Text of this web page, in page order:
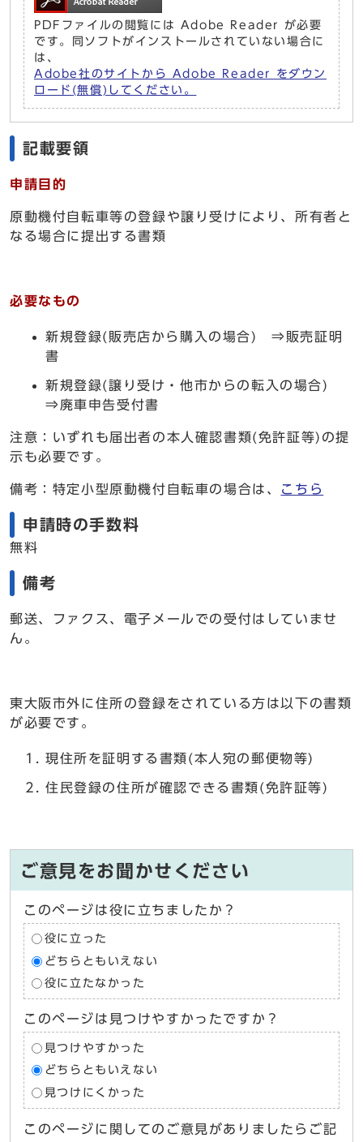
PDFファイルの閲覧には Adobe Reader が必要
です。同ソフトがインストールされていない場合に
は、
Adobe社のサイトから Adobe Reader をダウン
ロード(無償)してください。
記載要領
申請目的
原動機付自転車等の登録や譲り受けにより、所有者と
なる場合に提出する書類
必要なもの
新規登録(販売店から購入の場合) ⇒販売証明
書
新規登録(譲り受け・他市からの転入の場合)
⇒廃車申告受付書
注意：いずれも届出者の本人確認書類(免許証等)の提
示も必要です。
備考：特定小型原動機付自転車の場合は、 こちら
申請時の手数料
無料
備考
郵送、ファクス、電子メールでの受付はしていませ
ん。
東大阪市外に住所の登録をされている方は以下の書類
が必要です。
現住所を証明する書類(本人宛の郵便物等)
住民登録の住所が確認できる書類(免許証等)
ご意見をお聞かせください
このページは役に立ちましたか？
役に立った
どちらともいえない
役に立たなかった
このページは見つけやすかったですか？
見つけやすかった
どちらともいえない
見つけにくかった
このページに関してのご意見がありましたらご記